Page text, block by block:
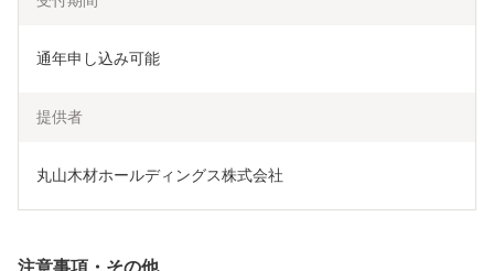
通年申し込み可能
提供者
丸山木材ホールディングス株式会社
注意事項・その他